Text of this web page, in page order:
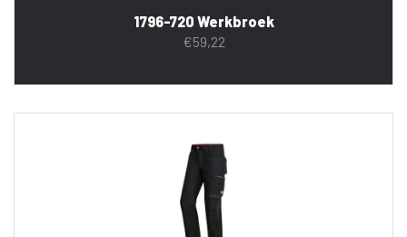
1796-720 Werkbroek
€59,22